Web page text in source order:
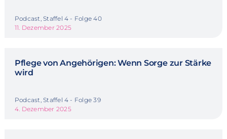
Podcast, Staffel 4 - Folge 40
11. Dezember 2025
Pflege von Angehörigen: Wenn Sorge zur Stärke
wird
Podcast, Staffel 4 - Folge 39
4. Dezember 2025